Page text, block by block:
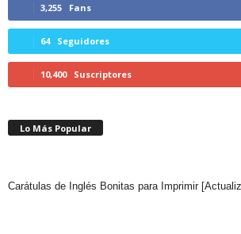
3,255 Fans
64 Seguidores
10,400 Suscriptores
Lo Más Popular
Carátulas de Inglés Bonitas para Imprimir